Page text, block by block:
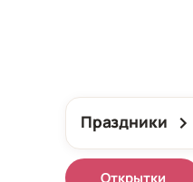
Праздники
Открытки